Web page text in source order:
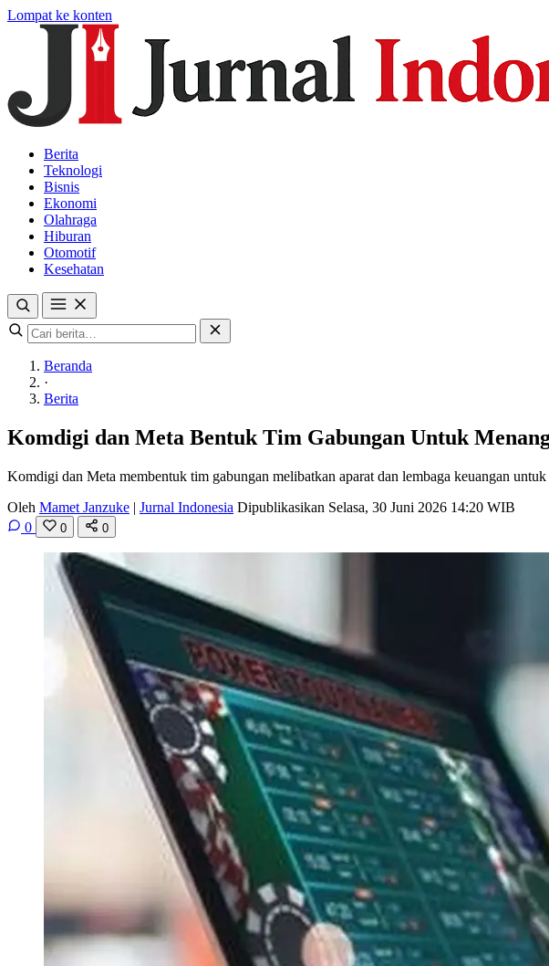
Lompat ke konten
Berita
Teknologi
Bisnis
Ekonomi
Olahraga
Hiburan
Otomotif
Kesehatan
Beranda
·
Berita
Komdigi dan Meta Bentuk Tim Gabungan Untuk
Komdigi dan Meta membentuk tim gabungan melibatkan aparat dan lembaga keuangan
Oleh Mamet Janzuke | Jurnal Indonesia Dipublikasikan Selasa, 30 Juni 2026 14:20 WIB
0
0 0